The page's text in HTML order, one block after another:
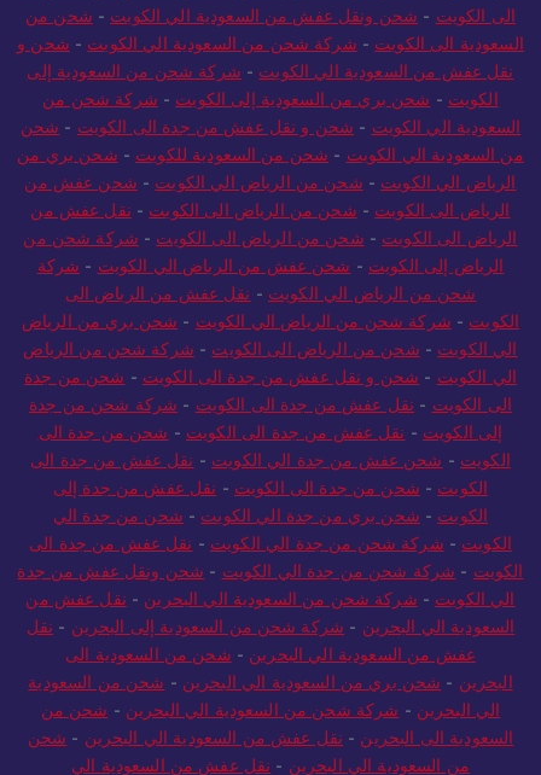
الى الكويت - شحن ونقل عفش من السعودية الي الكويت - شحن من
السعودية الى الكويت - شركة شحن من السعودية الي الكويت - شحن و
نقل عفش من السعودية الي الكويت - شركة شحن من السعودية إلى
الكويت - شحن بري من السعودية إلى الكويت - شركة شحن من
السعودية الي الكويت - شحن و نقل عفش من جدة الى الكويت - شحن
من السعودية الي الكويت - شحن من السعودية للكويت - شحن بري من
الرياض الي الكويت - شحن من الرياض الي الكويت - شحن عفش من
الرياض الى الكويت - شحن من الرياض الى الكويت - نقل عفش من
الرياض الى الكويت - شحن من الرياض الى الكويت - شركة شحن من
الرياض إلى الكويت - شحن عفش من الرياض الي الكويت - شركة
شحن من الرياض الي الكويت - نقل عفش من الرياض الى
الكويت - شركة شحن من الرياض الي الكويت - شحن بري من الرياض
الي الكويت - شحن من الرياض الى الكويت - شركة شحن من الرياض
الي الكويت - شحن و نقل عفش من جدة الى الكويت - شحن من جدة
الى الكويت - نقل عفش من جدة الى الكويت - شركة شحن من جدة
إلى الكويت - نقل عفش من جدة الى الكويت - شحن من جدة الى
الكويت - شحن عفش من جدة الي الكويت - نقل عفش من جدة الى
الكويت - شحن من جدة الى الكويت - نقل عفش من جدة إلى
الكويت - شحن بري من جدة الي الكويت - شحن من جدة الي
الكويت - شركة شحن من جدة الي الكويت - نقل عفش من جدة الى
الكويت - شركة شحن من جدة الي الكويت - شحن ونقل عفش من جدة
الي الكويت - شركة شحن من السعودية الي البحرين - نقل عفش من
السعودية الي البحرين - شركة شحن من السعودية إلى البحرين - نقل
عفش من السعودية الي البحرين - شحن من السعودية الى
البحرين - شحن بري من السعودية الي البحرين - شحن من السعودية
الي البحرين - شركة شحن من السعودية الي البحرين - شحن من
السعودية الى البحرين - نقل عفش من السعودية الي البحرين - شحن
من السعودية الي البحرين - نقل عفش من السعودية الي